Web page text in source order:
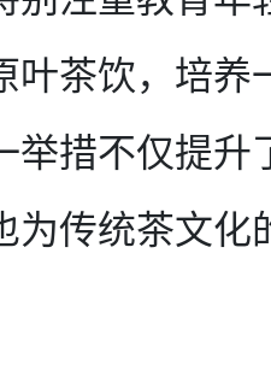
叶茶饮，培养
举措不仅提升
为传统茶文化